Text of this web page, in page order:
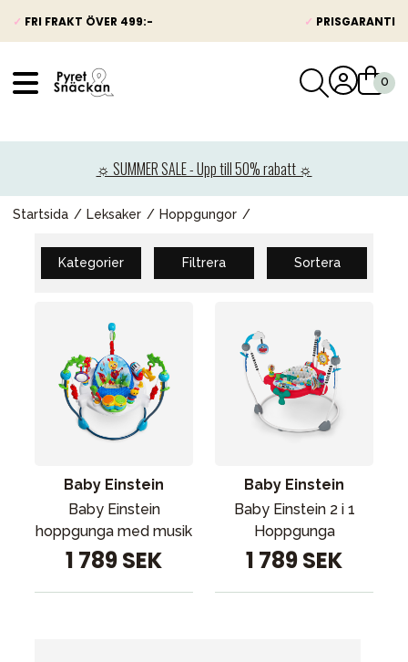
✓ FRI FRAKT ÖVER 499:- ✓ PRISGARANTI
☼ SUMMER SALE - Upp till 50% rabatt ☼
Startsida Leksaker Hoppgungor
Kategorier Filtrera Sortera
Baby Einstein
Baby Einstein
hoppgunga med musik
1 789 SEK
Baby Einstein
Baby Einstein 2 i 1
Hoppgunga
1 789 SEK
Barnvagnar
Bilbarnstolar
Babypaket
Barn & Baby
Förälder
Möbler & bädd
Kampanjer
Presenttips
Våra favoriter